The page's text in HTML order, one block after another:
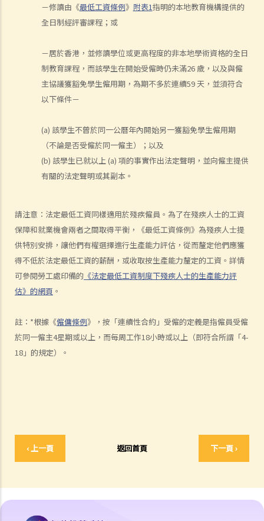
－修讀由《最低工資條例》 附表1指明的本地教育機構提供的
全日制經評審課程；或
－居於香港，並修讀學位或更高程度的非本地學術資格的全日
制教育課程，而該學生在開始受僱時仍未滿26 歲，以及與僱
主協議獲豁免學生僱用期，為期不多於連續59 天，並須符合
以下條件－
(a) 該學生不曾於同一公曆年內開始另一獲豁免學生僱用期
（不論是否受僱於同一僱主）；以及
(b) 該學生已就以上 (a) 項的事實作出法定聲明，並向僱主提供
有關的法定聲明或其副本。
請注意：法定最低工資同樣適用於殘疾僱員。為了在殘疾人士的工資
保障和就業機會兩者之間取得平衡，《最低工資條例》為殘疾人士提
供特別安排，讓他們有權選擇進行生產能力評估，從而釐定他們應獲
得不低於法定最低工資的薪酬，或收取按生產能力釐定的工資。詳情
可參閱勞工處印備的 《法定最低工資制度下殘疾人士的生產能力評
估》的網頁 。
註：*根據《僱傭條例》，按「連續性合約」受僱的定義是指僱員受僱
於同一僱主4星期或以上，而每周工作18小時或以上（即符合所謂「4-
18」的規定）。
‹ 上一頁 返回首頁 下一頁 ›
9. 不當地終止合約
1. 僱傭合約終止後的限制條款
2. 不合理更改僱傭合約條款
3. 不合理及不合法解僱
4. 不合理解僱的補償
我想解僱此職員。我可否不給予他預先通知（或代通知金）而立刻解僱
2. 我是一名辦公室文員，但老闆經常指令我在貨倉內搬運重物，我認為
此工作與我的職責不符，而老闆亦沒有在我面試時說明此項職責。我可
3. 僱員幾日沒有上班，但沒有給予理由，僱主可否即時解僱？
4. 我將會以其中一個「有效的解僱理由」 解僱我的職員。我是否需要給
予他預先通知或代通知金？
5. 假如我（作為一名僱員）現正面對「不合理解僱」或「不合理地更改
僱傭合約內之條款」的問題，我怎樣保障自己的權利？
6. 假如我被老闆不合理及不合法地解僱，我怎樣保障自己的權利？
5. 我簽署接受聘用信後，如果在開始上班日期之前打算反口，是否需要
給予通知期或支付代通知金？
3. 僱主是否有法律義務在僱傭關係結束後向僱員提供推薦信？ 他們在草
2. 僱主於何時需要向其僱員支付長期服務金？
3. 我將會終止其中一名僱員之僱傭合約。我可否利用過往對該僱員之強